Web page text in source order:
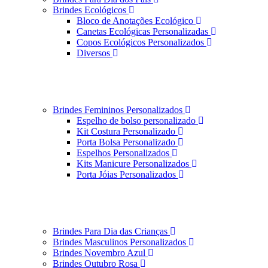
Brindes Ecológicos
Bloco de Anotações Ecológico
Canetas Ecológicas Personalizadas
Copos Ecológicos Personalizados
Diversos
Brindes Femininos Personalizados
Espelho de bolso personalizado
Kit Costura Personalizado
Porta Bolsa Personalizado
Espelhos Personalizados
Kits Manicure Personalizados
Porta Jóias Personalizados
Brindes Para Dia das Crianças
Brindes Masculinos Personalizados
Brindes Novembro Azul
Brindes Outubro Rosa